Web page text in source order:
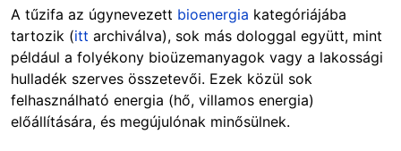
A tűzifa az úgynevezett bioenergia kategóriájába
tartozik (itt archiválva), sok más dologgal együtt, mint
például a folyékony bioüzemanyagok vagy a lakossági
hulladék szerves összetevői. Ezek közül sok
felhasználható energia (hő, villamos energia)
előállítására, és megújulónak minősülnek.